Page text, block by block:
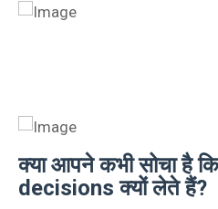
क्या आपने कभी सोचा है
decisions क्यों लेते हैं?